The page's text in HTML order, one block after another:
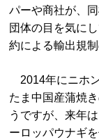
パーや商社が、
団体の目を気に
約による輸出規
2014年にニホ
たま中国産蒲焼
うですが、来年
ーロッパウナギ